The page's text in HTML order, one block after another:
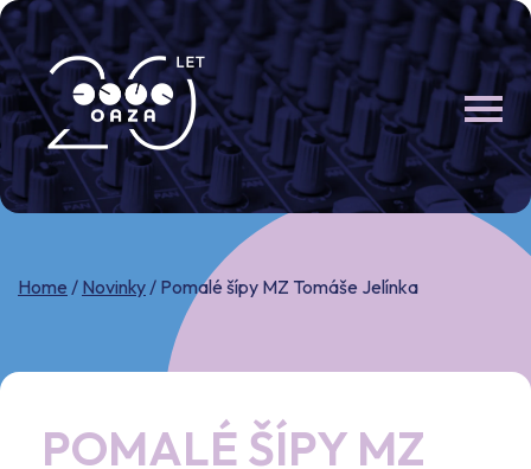
Skip
to
content
Home / Novinky/ Pomalé šípy MZ Tomáše Jelínka
POMALÉ ŠÍPY MZ